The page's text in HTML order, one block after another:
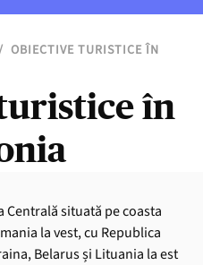
OBIECTIVE TURISTICE ÎN
în
situată pe coasta
la vest, cu Republica
Belarus și Lituania la est